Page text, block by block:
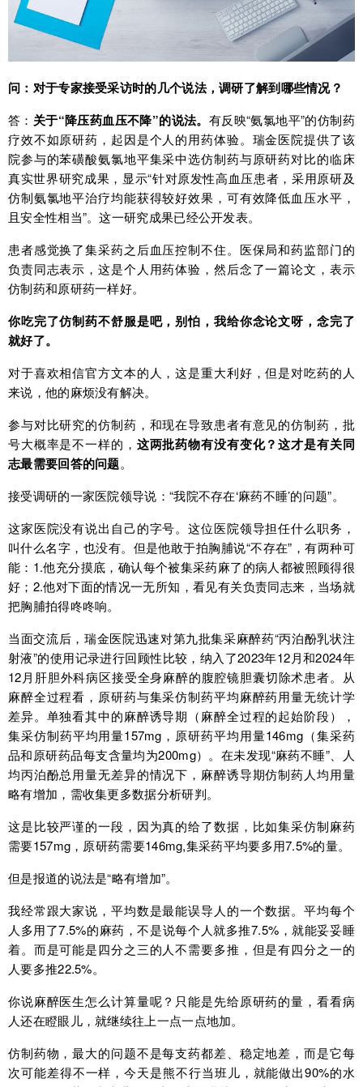
问：对于专家接受采访时的几个说法，调研了解到哪些情况？
答： 关于“降压药血压不降”的说法。 有反映“氨氯地平”的仿制药
疗效不如原研药，起因是个人的用药体验。瑞金医院提供了该
院参与的苯磺酸氨氯地平集采中选仿制药与原研药对比的临床
真实世界研究成果，显示“针对原发性高血压患者，采用原研及
仿制氨氯地平治疗均能获得较好效果，可有效降低血压水平，
且安全性相当”。这一研究成果已经公开发表。
患者感觉换了集采药之后血压控制不住。医保局和药监部门的
负责同志表示，这是个人用药体验，然后念了一篇论文，表示
仿制药和原研药一样好。
你吃完了仿制药不舒服是吧，别怕，我给你念论文呀，念完了
就好了。
对于喜欢相信官方文本的人，这是重大利好，但是对吃药的人
来说，他的麻烦没有解决。
参与对比研究的仿制药，和现在导致患者有意见的仿制药，批
号大概率是不一样的， 这两批药物有没有变化？这才是有关同
志最需要回答的问题。
接受调研的一家医院领导说：“我院不存在‘麻药不睡’的问题”。
这家医院没有说出自己的字号。这位医院领导担任什么职务，
叫什么名字，也没有。但是他敢于拍胸脯说“不存在”，有两种可
能：1.他充分摸底，确认每个被集采药麻了的病人都被照顾得很
好；2.他对下面的情况一无所知，看见有关负责同志来，当场就
把胸脯拍得咚咚响。
当面交流后，瑞金医院迅速对第九批集采麻醉药“丙泊酚乳状注
射液”的使用记录进行回顾性比较，纳入了2023年12月和2024年
12月肝胆外科病区接受全身麻醉的腹腔镜胆囊切除术患者。从
麻醉全过程看，原研药与集采仿制药平均麻醉药用量无统计学
差异。单独看其中的麻醉诱导期（麻醉全过程的起始阶段），
集采仿制药平均用量157mg，原研药平均用量146mg（集采药
品和原研药品每支含量均为200mg）。在未发现“麻药不睡”、人
均丙泊酚总用量无差异的情况下，麻醉诱导期仿制药人均用量
略有增加，需收集更多数据分析研判。
这是比较严谨的一段，因为真的给了数据，比如集采仿制麻药
需要157mg，原研药需要146mg,集采药平均要多用7.5%的量。
但是报道的说法是“略有增加”。
我经常跟大家说，平均数是最能误导人的一个数据。平均每个
人多用了7.5%的麻药，不是说每个人就多推7.5%，就能妥妥睡
着。而是可能是四分之三的人不需要多推，但是有四分之一的
人要多推22.5%。
你说麻醉医生怎么计算量呢？只能是先给原研药的量，看看病
人还在瞪眼儿，就继续往上一点一点地加。
仿制药物，最大的问题不是每支药都差、稳定地差，而是它每
次可能差得不一样，今天是熊不行当班儿，就能做出90%的水